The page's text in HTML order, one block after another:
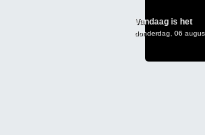
Vandaag is het
donderdag, 06